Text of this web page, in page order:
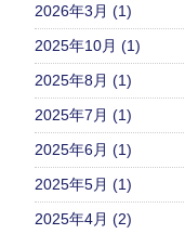
2026年3月 (1)
2025年10月 (1)
2025年8月 (1)
2025年7月 (1)
2025年6月 (1)
2025年5月 (1)
2025年4月 (2)